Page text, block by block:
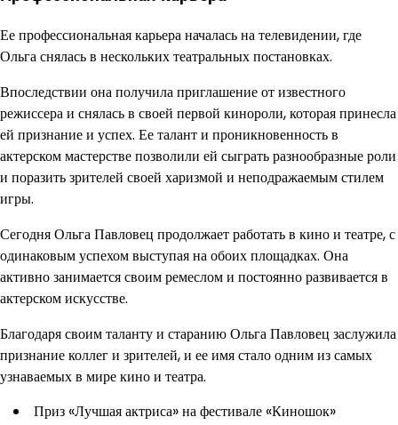
Ее профессиональная карьера началась на телевидении, где
Ольга снялась в нескольких театральных постановках.
Впоследствии она получила приглашение от известного
режиссера и снялась в своей первой кинороли, которая принесла
ей признание и успех. Ее талант и проникновенность в
актерском мастерстве позволили ей сыграть разнообразные роли
и поразить зрителей своей харизмой и неподражаемым стилем
игры.
Сегодня Ольга Павловец продолжает работать в кино и театре, с
одинаковым успехом выступая на обоих площадках. Она
активно занимается своим ремеслом и постоянно развивается в
актерском искусстве.
Благодаря своим таланту и старанию Ольга Павловец заслужила
признание коллег и зрителей, и ее имя стало одним из самых
узнаваемых в мире кино и театра.
Приз «Лучшая актриса» на фестивале «Киношок»